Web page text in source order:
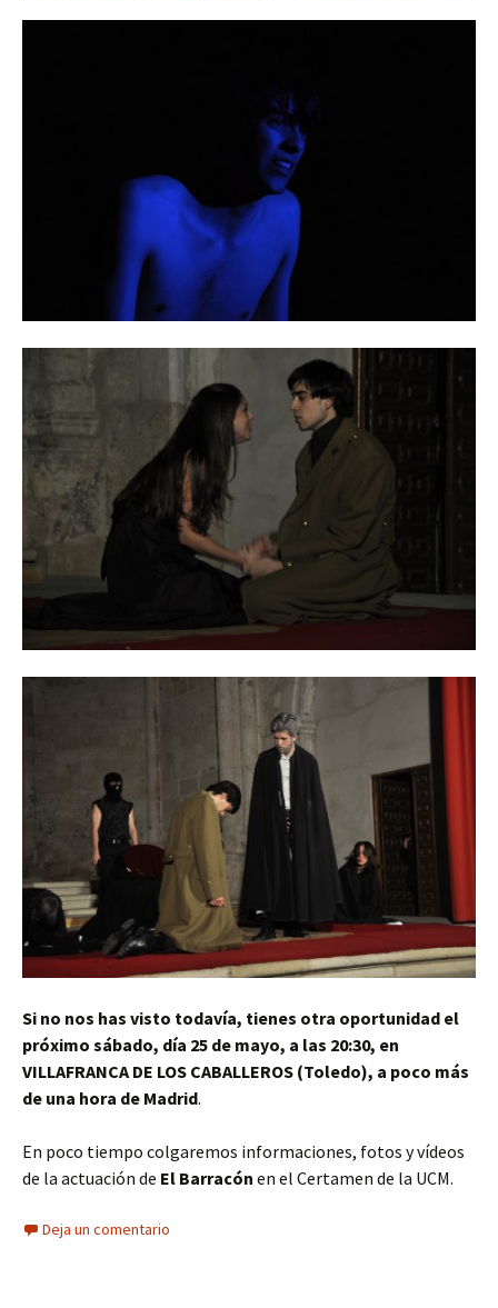
Si no nos has visto todavía, tienes otra oportunidad el
próximo sábado, día 25 de mayo, a las 20:30, en
VILLAFRANCA DE LOS CABALLEROS (Toledo), a poco más
de una hora de Madrid.
En poco tiempo colgaremos informaciones, fotos y vídeos
de la actuación de El Barracón en el Certamen de la UCM.
Deja un comentario